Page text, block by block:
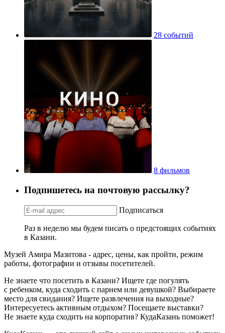
28 событий
8 фильмов
Подпишетесь на почтовую рассылку?
Подписаться
Раз в неделю мы будем писать о предстоящих событиях
в Казани.
Музей Амира Мазитова - адрес, цены, как пройти, режим
работы, фотографии и отзывы посетителей.
Не знаете что посетить в Казани? Ищете где погулять
с ребенком, куда сходить с парнем или девушкой? Выбираете
место для свидания? Ищете развлечения на выходные?
Интересуетесь активным отдыхом? Посещаете выставки?
Не знаете куда сходить на корпоратив? КудаКазань поможет!